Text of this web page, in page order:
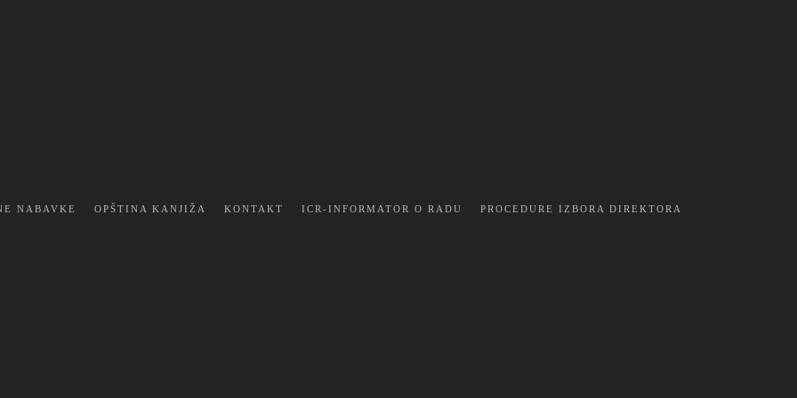
NABAVKE OPŠTINA KANJIŽA KONTAKT ICR-INFORMATOR O RADU PROCEDURE IZBORA DIREKTORA